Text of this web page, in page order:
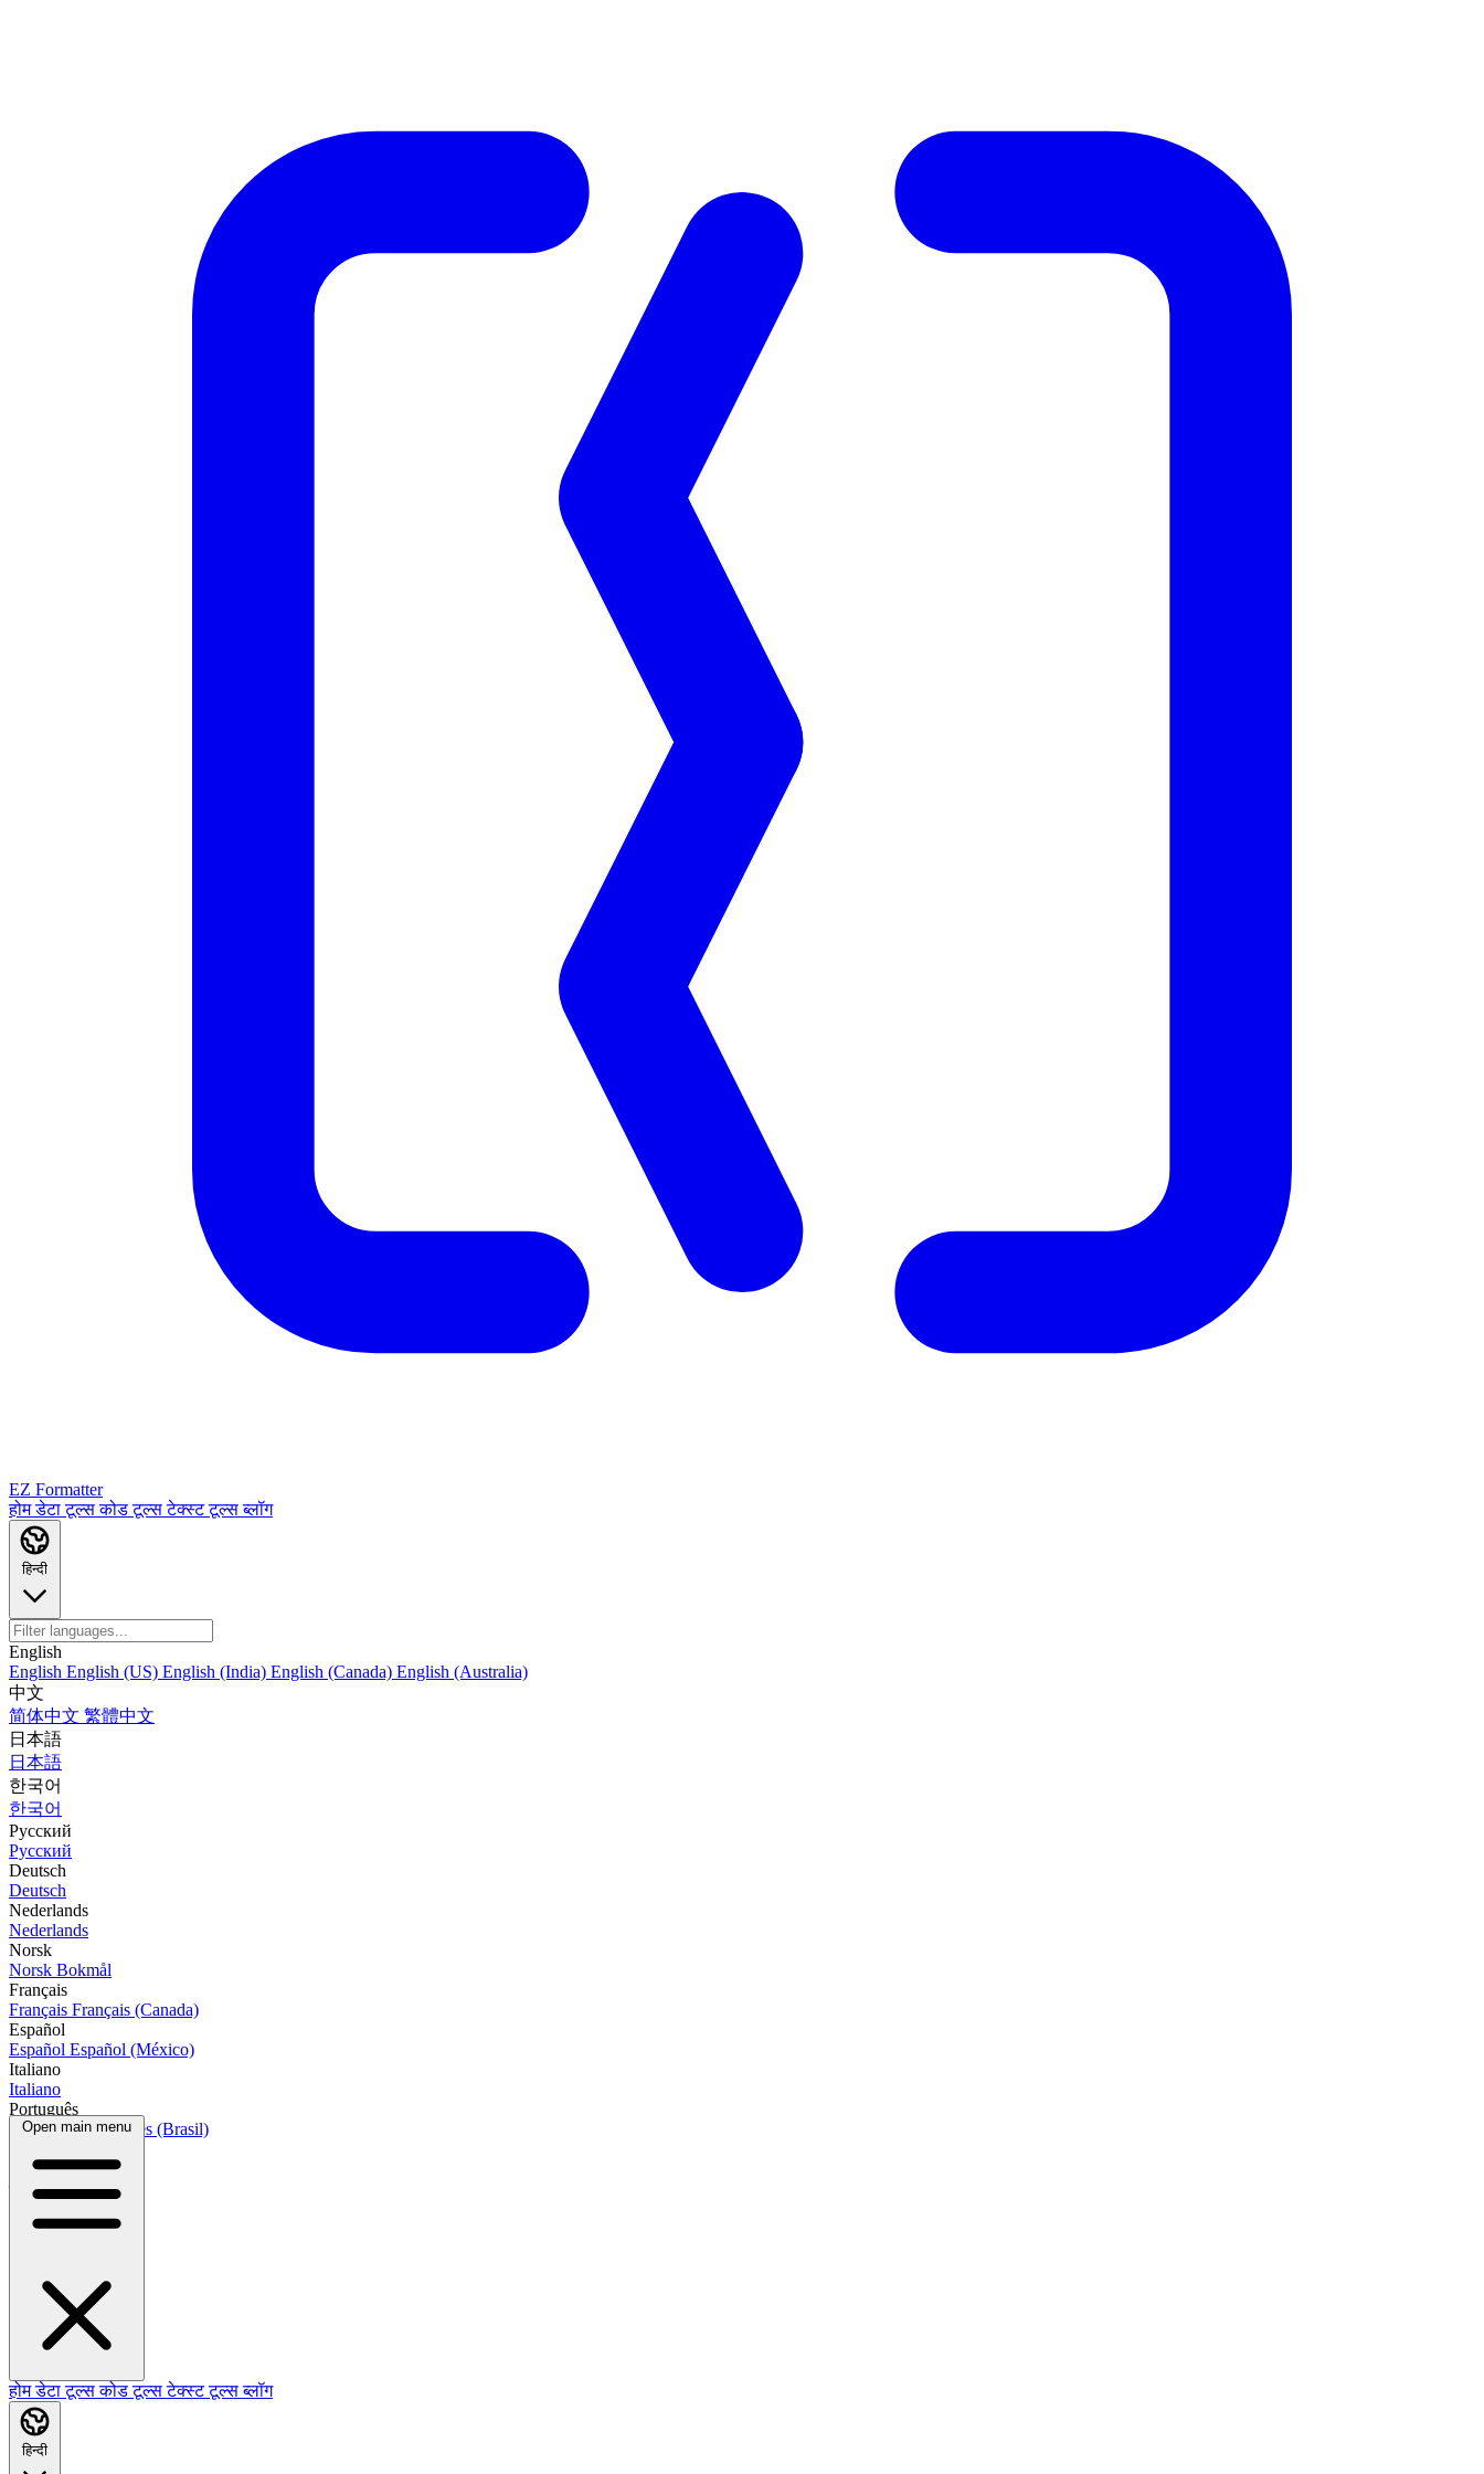
EZ Formatter
होमडेटा टूल्सकोड टूल्सटेक्स्ट टूल्सब्लॉग
हिन्दी
English
English English (US) English (India) English (Canada) English (Australia)
中文
简体中文 繁體中文
日本語
日本語
한국어
한국어
Русский
Русский
Deutsch
Deutsch
Nederlands
Nederlands
Norsk
Norsk Bokmål
Français
Français Français (Canada)
Español
Español Español (México)
Italiano
Italiano
Português
PortuguêsPortuguês (Brasil)
العربية
हिन्दी
Open main menu
होमडेटा टूल्सकोड टूल्सटेक्स्ट टूल्सब्लॉग
हिन्दी